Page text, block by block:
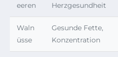
eeren
Herzgesundheit
Waln
üsse
Gesunde Fette,
Konzentration